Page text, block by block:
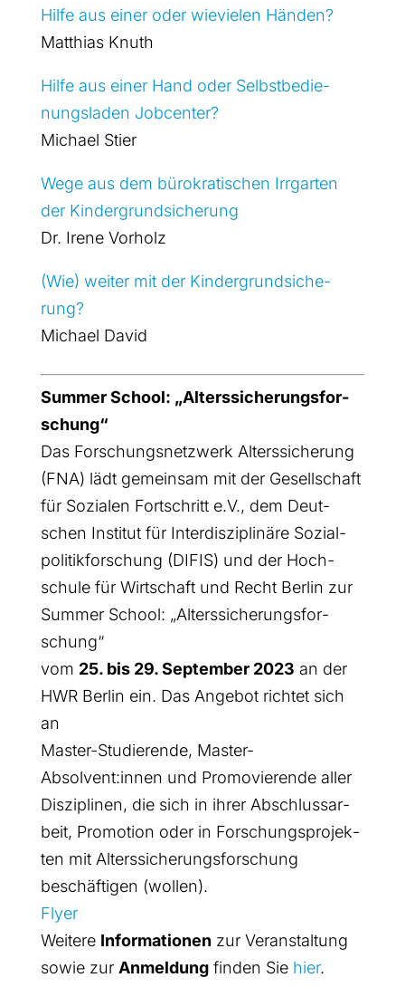
Hil­fe aus einer oder wie­vie­len Hän­den?
Mat­thi­as Knuth
Hil­fe aus einer Hand oder Selbst­be­die­
nungs­la­den Job­cen­ter?
Micha­el Stier
Wege aus dem büro­kra­ti­schen Irr­gar­ten
der Kin­der­grund­si­che­rung
Dr. Ire­ne Vor­holz
(Wie) wei­ter mit der Kin­der­grund­si­che­
rung?
Micha­el David
Sum­mer School: „Alters­si­che­rungs­for­
schung“
Das For­schungs­netz­werk Alters­si­che­rung
(FNA) lädt gemein­sam mit der Gesell­schaft
für Sozia­len Fort­schritt e.V., dem Deut­
schen Insti­tut für Inter­dis­zi­pli­nä­re Sozi­al­
po­li­tik­for­schung (DIFIS) und der Hoch­
schu­le für Wirt­schaft und Recht Ber­lin zur
Sum­mer School: „Alters­si­che­rungs­for­
schung“
vom 25. bis 29. Sep­tem­ber 2023 an der
HWR Ber­lin ein. Das Ange­bot rich­tet sich
an
Mas­ter-Stu­die­ren­de, Master-
Absolvent:innen und Pro­mo­vie­ren­de aller
Dis­zi­pli­nen, die sich in ihrer Abschluss­ar­
beit, Pro­mo­ti­on oder in For­schungs­pro­jek­
ten mit Alters­si­che­rungs­for­schung
beschäf­ti­gen (wol­len).
Fly­er
Wei­te­re Infor­ma­tio­nen zur Ver­an­stal­tung
sowie zur Anmel­dungfin­den Sie hier.